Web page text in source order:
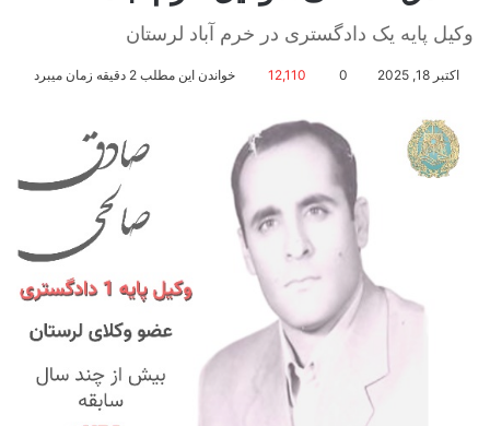
وکیل پایه یک دادگستری در خرم آباد لرستان
اکتبر 18, 2025 0
12,110 خواندن این مطلب 2 دقیقه زمان میبرد